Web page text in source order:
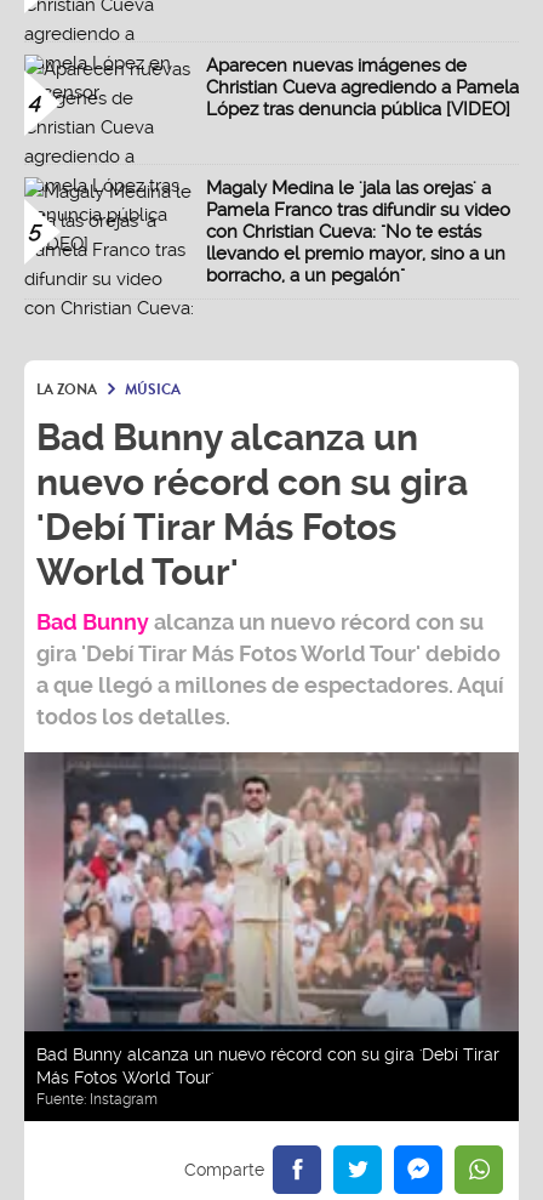
4
Aparecen nuevas imágenes de
Christian Cueva agrediendo a Pamela
López tras denuncia pública [VIDEO]
5
Magaly Medina le 'jala las orejas' a
Pamela Franco tras difundir su video
con Christian Cueva: "No te estás
llevando el premio mayor, sino a un
borracho, a un pegalón"
LA ZONA MÚSICA
Bad Bunny alcanza un
nuevo récord con su gira
'Debí Tirar Más Fotos
World Tour'
Bad Bunnyalcanza un nuevo récord con su
gira 'Debí Tirar Más Fotos World Tour' debido
a que llegó a millones de espectadores. Aquí
todos los detalles.
Bad Bunny alcanza un nuevo récord con su gira 'Debí Tirar
Más Fotos World Tour'
Fuente: Instagram